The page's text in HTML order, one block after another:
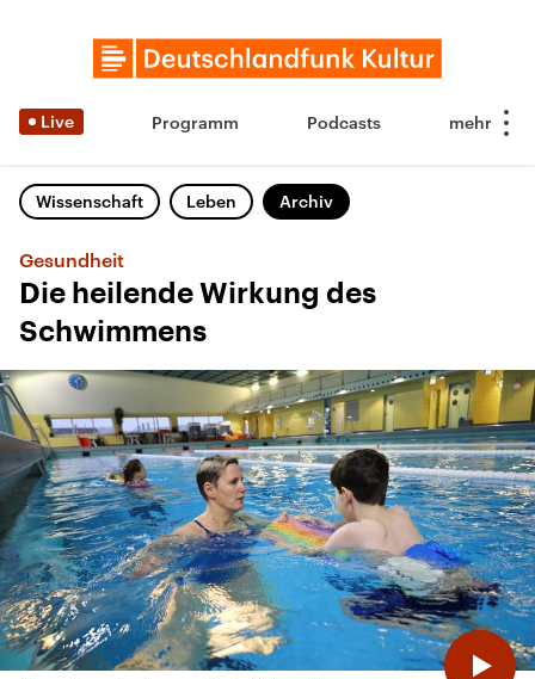
Live Programm Podcasts
Wissenschaft Leben Archiv
Gesundheit
Die heilende Wirkung des
Schwimmens